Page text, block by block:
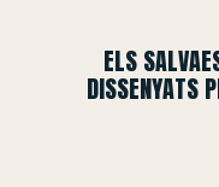
ELS
DISSENYATS